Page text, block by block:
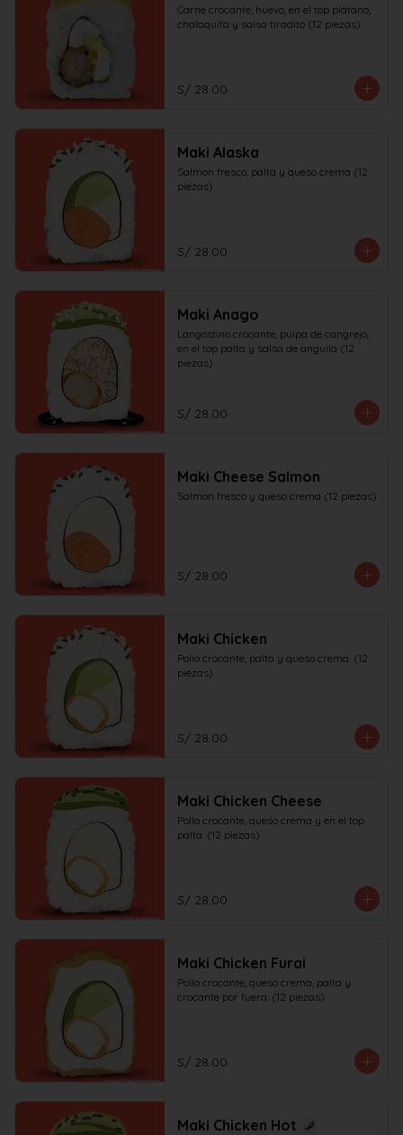
Carne crocante, huevo, en el top plátano,
chalaquita y salsa tiradito (12 piezas)
S/ 28.00
Maki Alaska
Salmon fresco, palta y queso crema (12
piezas)
S/ 28.00
Maki Anago
Langostino crocante, pulpa de cangrejo,
en el top palta y salsa de anguila (12
piezas)
S/ 28.00
Maki Cheese Salmon
Salmon fresco y queso crema (12 piezas)
S/ 28.00
Maki Chicken
Pollo crocante, palta y queso crema. (12
piezas)
S/ 28.00
Maki Chicken Cheese
Pollo crocante, queso crema y en el top
palta. (12 piezas)
S/ 28.00
Maki Chicken Furai
Pollo crocante, queso crema, palta y
crocante por fuera. (12 piezas)
S/ 28.00
Maki Chicken Hot